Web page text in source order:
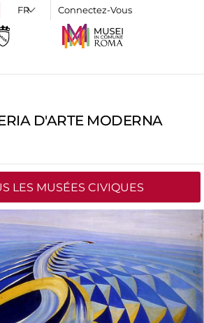
Connectez-Vous
D'ARTE MODERNA
LES MUSÉES CIVIQUES